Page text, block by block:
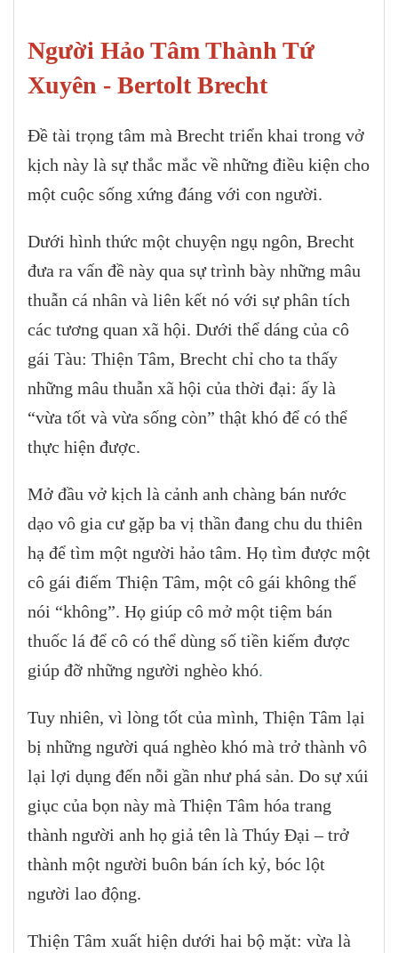
Người Hảo Tâm Thành Tứ
Xuyên - Bertolt Brecht
Đề tài trọng tâm mà Brecht triển khai trong vở
kịch này là sự thắc mắc về những điều kiện cho
một cuộc sống xứng đáng với con người.
Dưới hình thức một chuyện ngụ ngôn, Brecht
đưa ra vấn đề này qua sự trình bày những mâu
thuẫn cá nhân và liên kết nó với sự phân tích
các tương quan xã hội. Dưới thể dáng của cô
gái Tàu: Thiện Tâm, Brecht chỉ cho ta thấy
những mâu thuẫn xã hội của thời đại: ấy là
“vừa tốt và vừa sống còn” thật khó để có thể
thực hiện được.
Mở đầu vở kịch là cảnh anh chàng bán nước
dạo vô gia cư gặp ba vị thần đang chu du thiên
hạ để tìm một người hảo tâm. Họ tìm được một
cô gái điếm Thiện Tâm, một cô gái không thể
nói “không”. Họ giúp cô mở một tiệm bán
thuốc lá để cô có thể dùng số tiền kiếm được
giúp đỡ những người nghèo khó.
Tuy nhiên, vì lòng tốt của mình, Thiện Tâm lại
bị những người quá nghèo khó mà trở thành vô
lại lợi dụng đến nỗi gần như phá sản. Do sự xúi
giục của bọn này mà Thiện Tâm hóa trang
thành người anh họ giả tên là Thúy Đại – trở
thành một người buôn bán ích kỷ, bóc lột
người lao động.
Thiện Tâm xuất hiện dưới hai bộ mặt: vừa là